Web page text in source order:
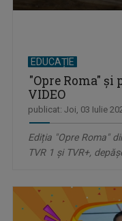
EDUCAȚIE
"Opre Roma"
VIDEO
publicat: Joi, 03 Iulie
Ediția "Opre Roma"
TVR 1 și TVR+,